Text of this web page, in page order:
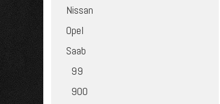
Nissan
Opel
Saab
99
900